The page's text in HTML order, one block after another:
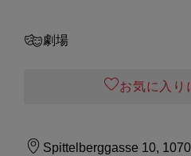
劇場
お気に入り
Spittelberggasse 10,